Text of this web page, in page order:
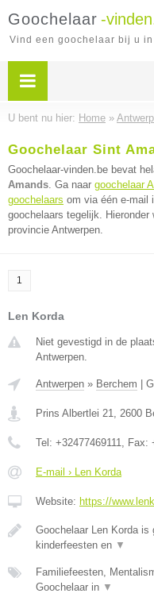
Goochelaar -
Vind een goochelaar bij u
U bent nu hier: Home »
Goochelaar Sint
Goochelaar-vinden.be bevat
Amands. Ga naar goochelaar
goochelaars om via één e-mail
goochelaars tegelijk.
provincie Antwerpen.
1
Len Korda
Niet gevestigd in de
Antwerpen.
Antwerpen » Berchem
Prins Albertlei 21, 2600
Tel: +32477469111, Fax:
E-mail › Len Korda
Website: https://
Goochelaar Len Korda
kinderfeesten en ▼
Familiefeesten,
Goochelaar in ▼